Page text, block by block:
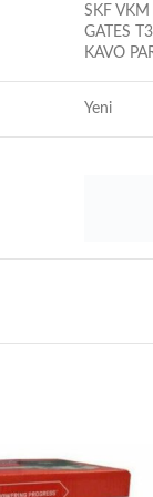
SKF
GATES
KAVO
Yeni